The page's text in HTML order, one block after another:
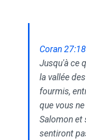
Coran 27:18
Jusqu'à ce
la vallée
fourmis,
que vous
Salomon et
sentiront